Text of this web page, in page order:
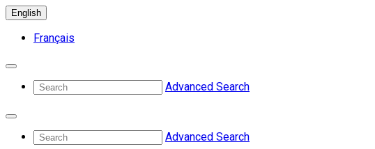
English
Français
Advanced Search
Advanced Search